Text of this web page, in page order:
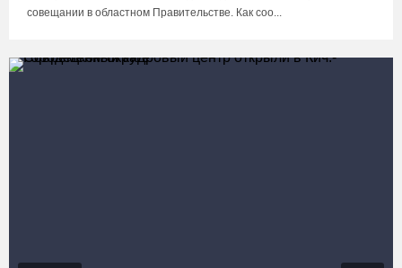
совещании в областном Правительстве. Как соо...